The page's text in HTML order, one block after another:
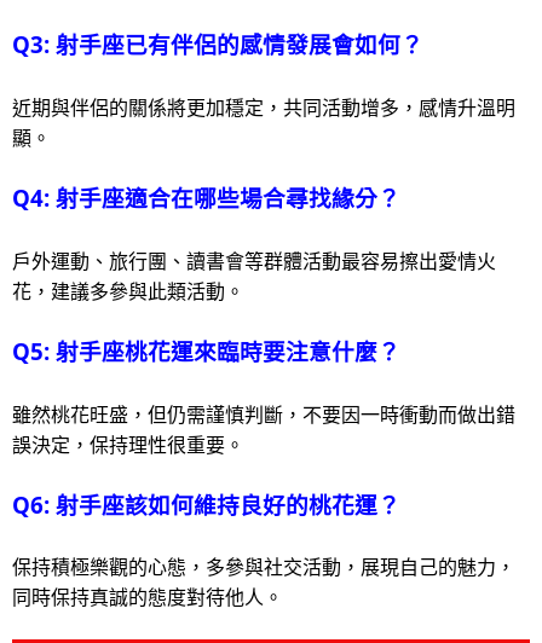
Q3: 射手座已有伴侶的感情發展會如何？
近期與伴侶的關係將更加穩定，共同活動增多，感情升溫明
顯。
Q4: 射手座適合在哪些場合尋找緣分？
戶外運動、旅行團、讀書會等群體活動最容易擦出愛情火
花，建議多參與此類活動。
Q5: 射手座桃花運來臨時要注意什麼？
雖然桃花旺盛，但仍需謹慎判斷，不要因一時衝動而做出錯
誤決定，保持理性很重要。
Q6: 射手座該如何維持良好的桃花運？
保持積極樂觀的心態，多參與社交活動，展現自己的魅力，
同時保持真誠的態度對待他人。